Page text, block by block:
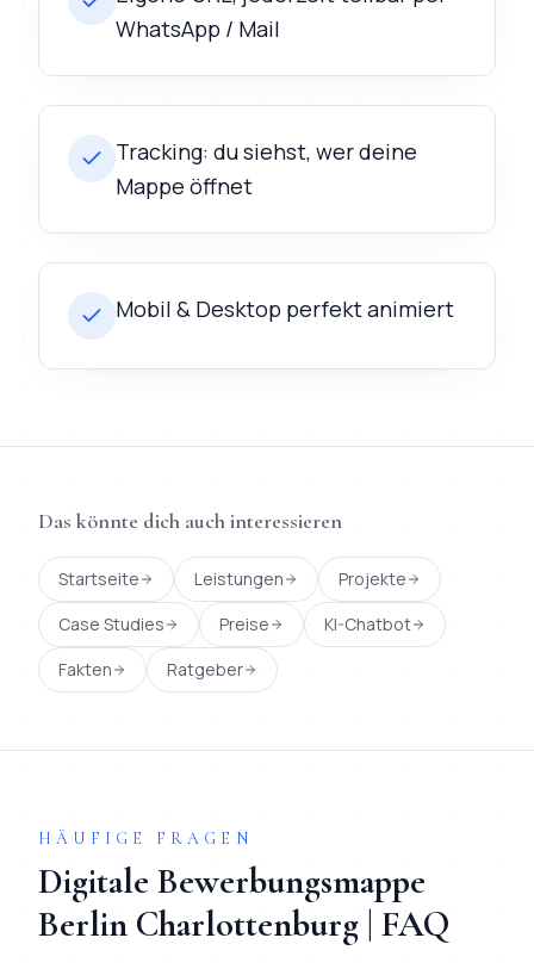
WhatsApp / Mail
Tracking: du siehst, wer deine
Mappe öffnet
Mobil & Desktop perfekt animiert
Das könnte dich auch interessieren
Startseite Leistungen
Projekte
Case Studies
Preise
KI-Chatbot
Fakten
Ratgeber
HÄUFIGE FRAGEN
Digitale Bewerbungsmappe
Berlin Charlottenburg | FAQ